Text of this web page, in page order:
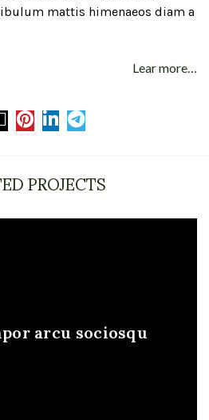
mattis himenaeos diam a
Lear more…
PROJECTS
arcu sociosqu